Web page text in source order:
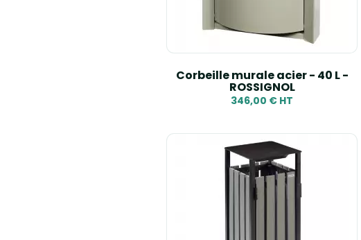
Corbeille murale acier - 40 L -
ROSSIGNOL
346,00 € HT